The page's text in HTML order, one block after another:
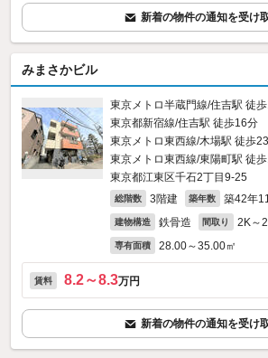
新着の物件の通知を受け
みまさかビル
東京メトロ半蔵門線/住吉駅 徒
東京都新宿線/住吉駅 徒歩16分
東京メトロ東西線/木場駅 徒歩
東京メトロ東西線/東陽町駅 徒
東京都江東区千石2丁目9-25
総階数 3階建 築年数 築42年
建物構造 鉄骨造 間取り 2K～
専有面積 28.00～35.00㎡
賃料 8.2～8.3万円
新着の物件の通知を受け